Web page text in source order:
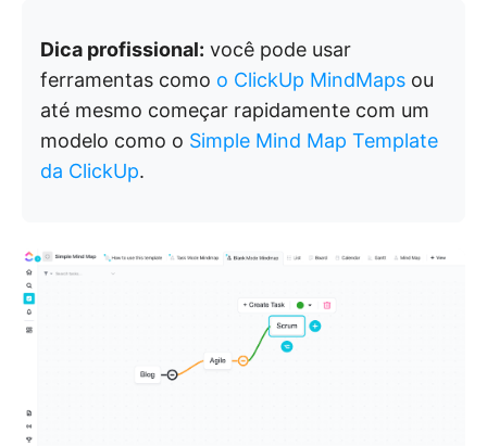
Dica profissional: você pode usar
ferramentas como o ClickUp MindMaps ou
até mesmo começar rapidamente com um
modelo como o Simple Mind Map Template
da ClickUp.